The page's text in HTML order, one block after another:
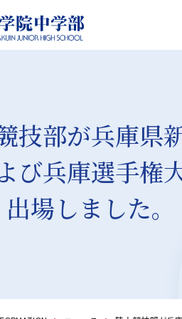
技部が兵庫県
び兵庫選手権
出場しました。